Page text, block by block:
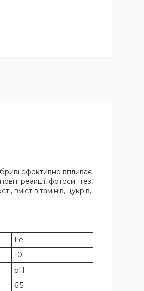
ефективно впливає
реакції, фотосинтез,
вміст вітамінів, цукрів,
Fe
10
рН
6.5